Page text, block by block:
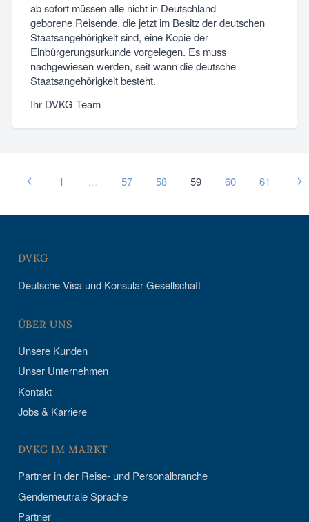
ab sofort müssen alle nicht in Deutschland
geborene Reisende, die jetzt im Besitz der deutschen
Staatsangehörigkeit sind, eine Kopie der
Einbürgerungsurkunde vorgelegen. Es muss
nachgewiesen werden, seit wann die deutsche
Staatsangehörigkeit besteht.
Ihr DVKG Team
1 … 57 58 59 60 61
DVKG
Deutsche Visa und Konsular Gesellschaft
ÜBER UNS
Unsere Kunden
Unser Unternehmen
Kontakt
Jobs & Karriere
DVKG IM MARKT
Partner in der Reise- und Personalbranche
Genderneutrale Sprache
Partner